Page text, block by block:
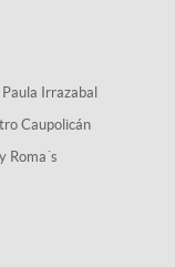
Irrazabal
Caupolicán
Roma´s